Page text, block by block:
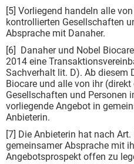
[5] Vorliegend handeln alle
kontrollierten Gesellschaften
Absprache mit Danaher.
[6] Danaher und Nobel
2014 eine
Sachverhalt lit. D). Ab diesem
Biocare und alle von ihr
Gesellschaften und Personen
vorliegende Angebot in
Anbieterin.
[7] Die Anbieterin hat nach
gemeinsamer Absprache mit
Angebotsprospekt offen zu